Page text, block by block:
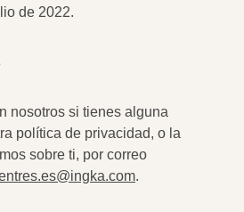
de 2022.
nosotros si tienes alguna
política de privacidad, o la
sobre ti, por correo
.